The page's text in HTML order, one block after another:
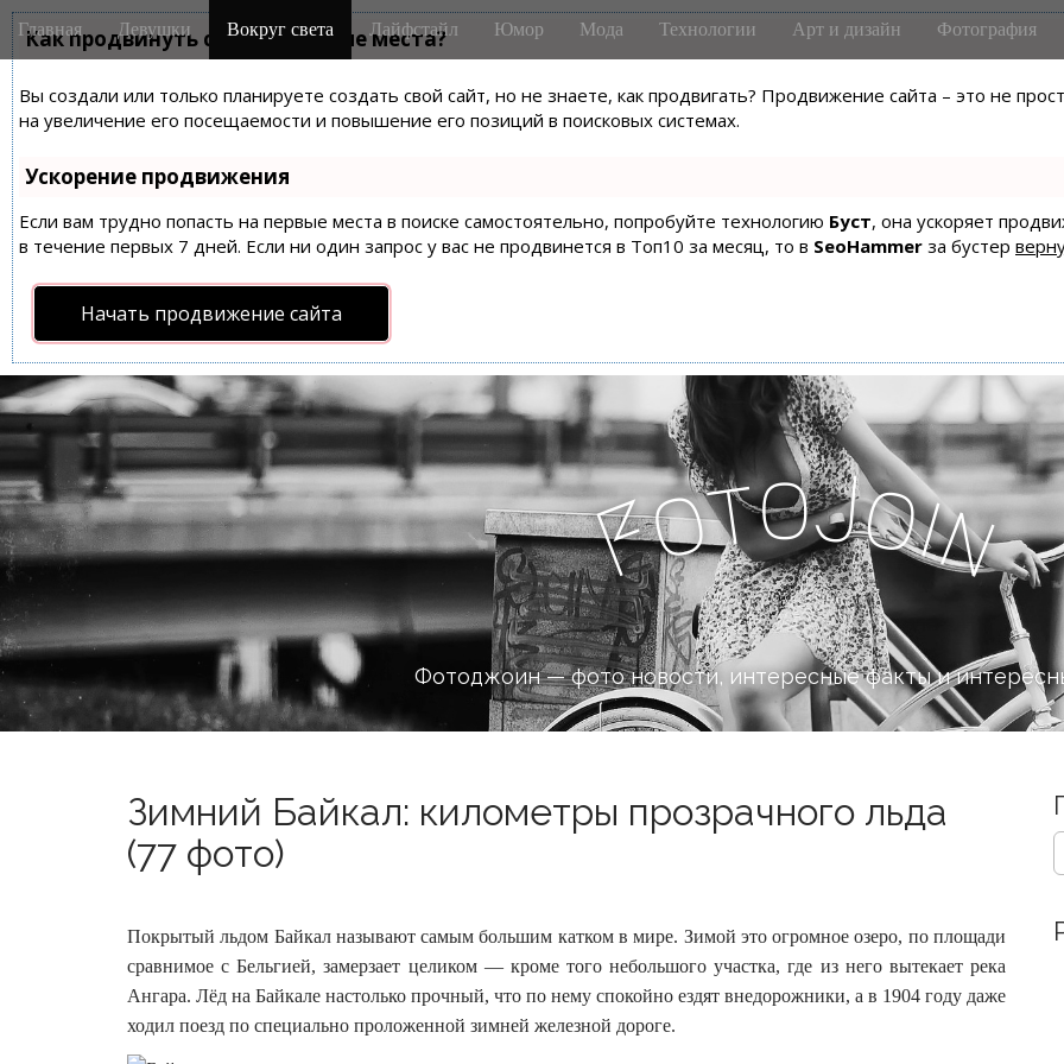
Как продвинуть сайт на первые места?
Вы создали или только планируете создать свой сайт, но не знаете, как продвигать? Продвижение сайта – это не
на увеличение его посещаемости и повышение его позиций в поисковых системах.
Ускорение продвижения
Если вам трудно попасть на первые места в поиске самостоятельно, попробуйте технологию Буст, она ускоряет
в течение первых 7 дней. Если ни один запрос у вас не продвинется в Топ10 за месяц, то в SeoHammer за бустер
Начать продвижение сайта
M
a
n
m
e
n
u
i
Главная Девушки Вокруг света Лайфстайл Юмор Мода Технологии Арт и дизайн Фотография
FotoJoi
n
Фотоджоин — фото новости, интересные факты и
Зимний Байкал: километры прозрачного льда
(77 фото)
Покрытый льдом Байкал называют самым большим катком в мире. Зимой это огромное озеро, по площади
сравнимое с Бельгией, замерзает целиком — кроме того небольшого участка, где из него вытекает река
Ангара. Лёд на Байкале настолько прочный, что по нему спокойно ездят внедорожники, а в 1904 году даже
ходил поезд по специально проложенной зимней железной дороге.
S
e
c